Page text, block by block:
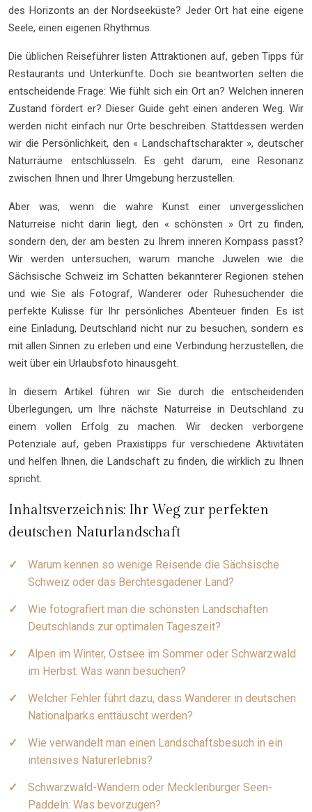
des Horizonts an der Nordseeküste? Jeder Ort hat eine eigene
Seele, einen eigenen Rhythmus.
Die üblichen Reiseführer listen Attraktionen auf, geben Tipps für
Restaurants und Unterkünfte. Doch sie beantworten selten die
entscheidende Frage: Wie fühlt sich ein Ort an? Welchen inneren
Zustand fördert er? Dieser Guide geht einen anderen Weg. Wir
werden nicht einfach nur Orte beschreiben. Stattdessen werden
wir die Persönlichkeit, den « Landschaftscharakter », deutscher
Naturräume entschlüsseln. Es geht darum, eine Resonanz
zwischen Ihnen und Ihrer Umgebung herzustellen.
Aber was, wenn die wahre Kunst einer unvergesslichen
Naturreise nicht darin liegt, den « schönsten » Ort zu finden,
sondern den, der am besten zu Ihrem inneren Kompass passt?
Wir werden untersuchen, warum manche Juwelen wie die
Sächsische Schweiz im Schatten bekannterer Regionen stehen
und wie Sie als Fotograf, Wanderer oder Ruhesuchender die
perfekte Kulisse für Ihr persönliches Abenteuer finden. Es ist
eine Einladung, Deutschland nicht nur zu besuchen, sondern es
mit allen Sinnen zu erleben und eine Verbindung herzustellen, die
weit über ein Urlaubsfoto hinausgeht.
In diesem Artikel führen wir Sie durch die entscheidenden
Überlegungen, um Ihre nächste Naturreise in Deutschland zu
einem vollen Erfolg zu machen. Wir decken verborgene
Potenziale auf, geben Praxistipps für verschiedene Aktivitäten
und helfen Ihnen, die Landschaft zu finden, die wirklich zu Ihnen
spricht.
Inhaltsverzeichnis: Ihr Weg zur perfekten
deutschen Naturlandschaft
Warum kennen so wenige Reisende die Sächsische
Schweiz oder das Berchtesgadener Land?
Wie fotografiert man die schönsten Landschaften
Deutschlands zur optimalen Tageszeit?
Alpen im Winter, Ostsee im Sommer oder Schwarzwald
im Herbst: Was wann besuchen?
Welcher Fehler führt dazu, dass Wanderer in deutschen
Nationalparks enttäuscht werden?
Wie verwandelt man einen Landschaftsbesuch in ein
intensives Naturerlebnis?
Schwarzwald-Wandern oder Mecklenburger Seen-
Paddeln: Was bevorzugen?